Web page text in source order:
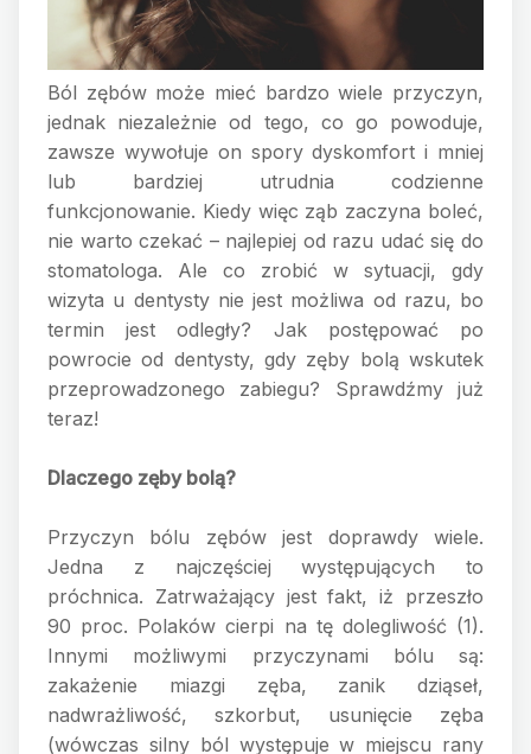
Ból zębów może mieć bardzo wiele przyczyn,
jednak niezależnie od tego, co go powoduje,
zawsze wywołuje on spory dyskomfort i mniej
lub bardziej utrudnia codzienne
funkcjonowanie. Kiedy więc ząb zaczyna boleć,
nie warto czekać – najlepiej od razu udać się do
stomatologa. Ale co zrobić w sytuacji, gdy
wizyta u dentysty nie jest możliwa od razu, bo
termin jest odległy? Jak postępować po
powrocie od dentysty, gdy zęby bolą wskutek
przeprowadzonego zabiegu? Sprawdźmy już
teraz!
Dlaczego zęby bolą?
Przyczyn bólu zębów jest doprawdy wiele.
Jedna z najczęściej występujących to
próchnica. Zatrważający jest fakt, iż przeszło
90 proc. Polaków cierpi na tę dolegliwość (1).
Innymi możliwymi przyczynami bólu są:
zakażenie miazgi zęba, zanik dziąseł,
nadwrażliwość, szkorbut, usunięcie zęba
(wówczas silny ból występuje w miejscu rany